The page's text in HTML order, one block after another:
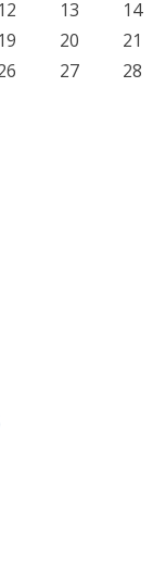
12 13 14
19 20 21
27 28